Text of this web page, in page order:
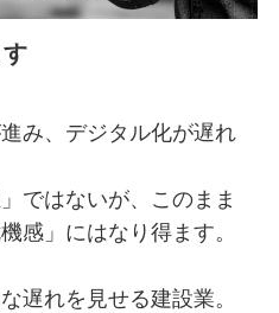
み、デジタル化が遅れ
ではないが、このまま
感」にはなり得ます。
遅れを見せる建設業。